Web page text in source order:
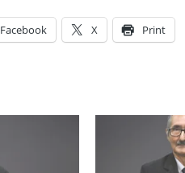
Facebook X Print